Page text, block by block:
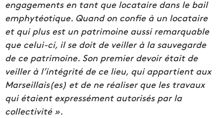
engagements en tant que locataire dans le bail
emphytéotique. Quand on confie à un locataire
et qui plus est un patrimoine aussi remarquable
que celui-ci, il se doit de veiller à la sauvegarde
de ce patrimoine. Son premier devoir était de
veiller à l’intégrité de ce lieu, qui appartient aux
Marseillais(es) et de ne réaliser que les travaux
qui étaient expressément autorisés par la
collectivité ».